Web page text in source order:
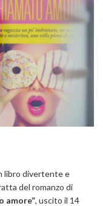
libro divertente e
del romanzo di
amore”, uscito il 14